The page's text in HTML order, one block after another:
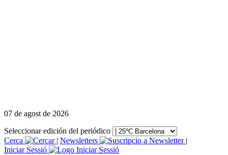
07 de agost de 2026
Seleccionar edición del periódico
Cerca
| Newsletters
|
Iniciar Sessió